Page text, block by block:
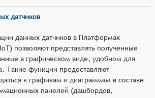
датчиков
данных датчиков в Платформах
позволяют представлять полученные
в графическом виде, удобном для
Такие функции предоставляют
к графикам и диаграммам в составе
панелей (дашбордов,